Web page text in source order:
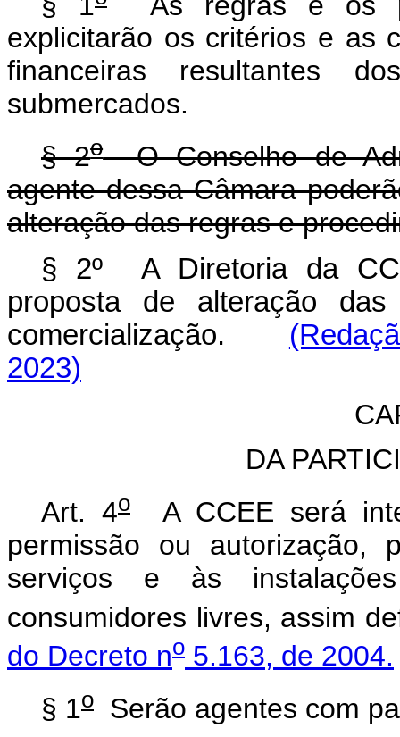
explicitarão os critérios e as
financeiras resultantes
submercados.
§ 2oO Conselho de
agente dessa Câmara
alteração das regras e
§ 2º A Diretoria da
proposta de alteração
comercialização.
2023)
DA
Art. 4o A CCEE será
permissão ou autorização,
serviços e às
consumidores livres, assim
do Decreto no 5.163, de 2004.
§ 1o Serão agentes com